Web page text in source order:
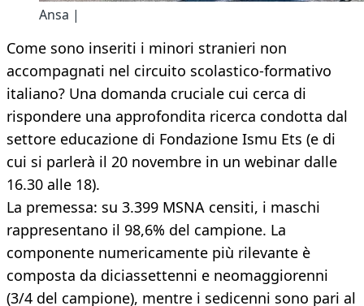
Ansa |
Come sono inseriti i minori stranieri non
accompagnati nel circuito scolastico-formativo
italiano? Una domanda cruciale cui cerca di
rispondere una approfondita ricerca condotta dal
settore educazione di Fondazione Ismu Ets (e di
cui si parlerà il 20 novembre in un webinar dalle
16.30 alle 18).
La premessa: su 3.399 MSNA censiti, i maschi
rappresentano il 98,6% del campione. La
componente numericamente più rilevante è
composta da diciassettenni e neomaggiorenni
(3/4 del campione), mentre i sedicenni sono pari al